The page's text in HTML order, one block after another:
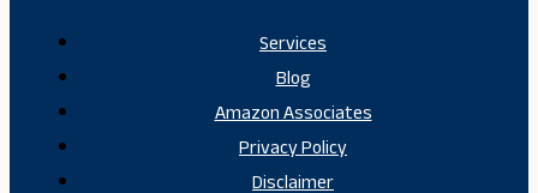
Services
Blog
Amazon Associates
Privacy Policy
Disclaimer